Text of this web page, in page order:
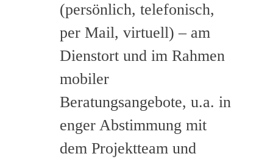
(persönlich, telefonisch,
per Mail, virtuell) – am
Dienstort und im Rahmen
mobiler
Beratungsangebote, u.a. in
enger Abstimmung mit
dem Projektteam und